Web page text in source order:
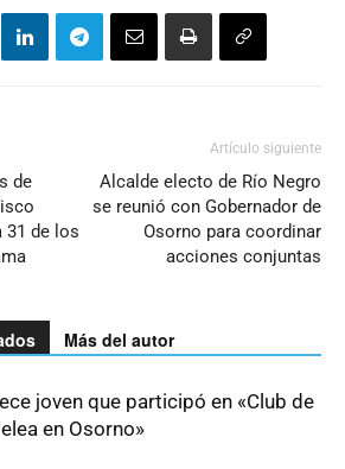
de
31 de los
Artículo siguiente
Alcalde electo de Río Negro
se reunió con Gobernador de
Osorno para coordinar
acciones conjuntas
Más del autor
joven que participó en «Club de
en Osorno»